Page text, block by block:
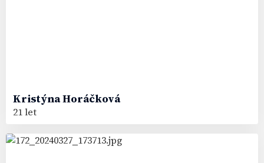
KristýnaHoráčková
21 let
49